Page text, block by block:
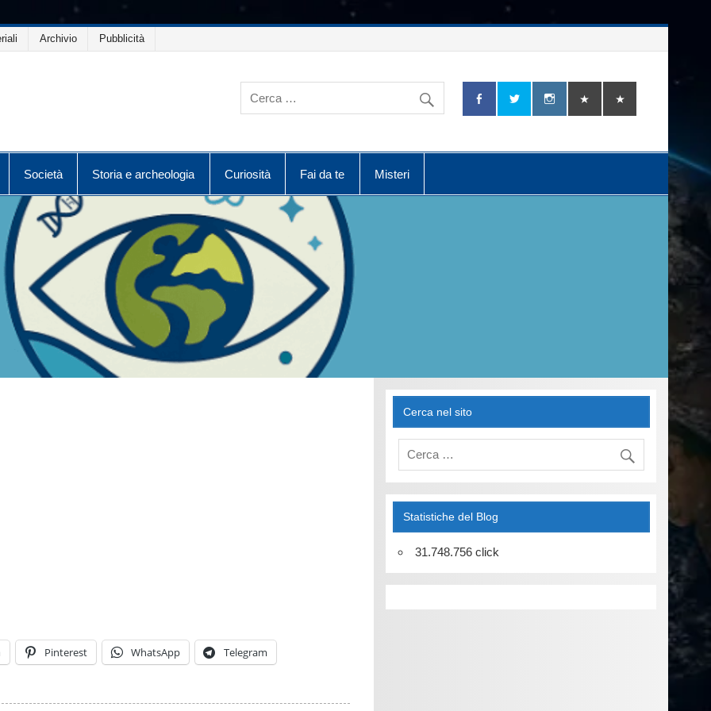
Archivio Pubblicità
Società Storia e archeologia Curiosità Fai da te Misteri
Pinterest WhatsApp Telegram
Cerca nel sito
Statistiche del Blog
31.748.756 click